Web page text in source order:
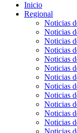
Inicio
Regional
Noticias
Noticias
Noticias
Noticias
Noticias
Noticias
Noticias
Noticias
Noticias
Noticias
Noticias
Noticias
Noticias